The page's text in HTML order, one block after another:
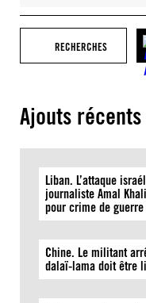
RECHERCHES
Ajouts récents
Liban. L’attaque
journaliste Amal
pour crime de guerre
Chine. Le militant
dalaï-lama doit être